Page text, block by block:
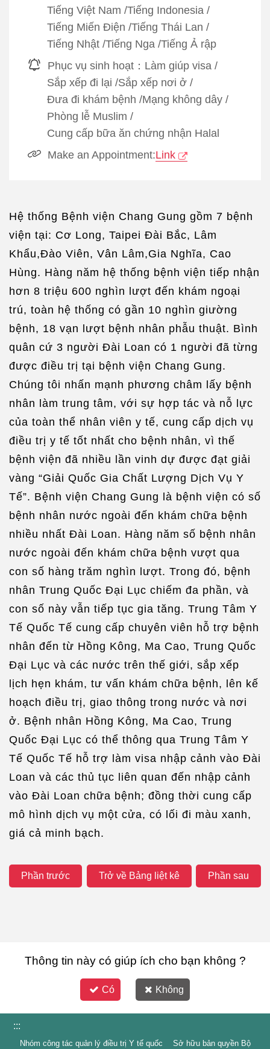
Tiếng Việt Nam /Tiếng Indonesia /
Tiếng Miến Điện /Tiếng Thái Lan /
Tiếng Nhật /Tiếng Nga /Tiếng Ả rập
Phục vụ sinh hoạt： Làm giúp visa /
Sắp xếp đi lại /Sắp xếp nơi ở /
Đưa đi khám bệnh /Mạng không dây /
Phòng lễ Muslim /
Cung cấp bữa ăn chứng nhận Halal
Make an Appointment:Link
Hệ thống Bệnh viện Chang Gung gồm 7 bệnh
viện tại: Cơ Long, Taipei Đài Bắc, Lâm
Khẩu,Đào Viên, Vân Lâm,Gia Nghĩa, Cao
Hùng. Hàng năm hệ thống bệnh viện tiếp nhận
hơn 8 triệu 600 nghìn lượt đến khám ngoại
trú, toàn hệ thống có gần 10 nghìn giường
bệnh, 18 vạn lượt bệnh nhân phẫu thuật. Bình
quân cứ 3 người Đài Loan có 1 người đã từng
được điều trị tại bệnh viện Chang Gung.
Chúng tôi nhấn mạnh phương châm lấy bệnh
nhân làm trung tâm, với sự hợp tác và nỗ lực
của toàn thể nhân viên y tế, cung cấp dịch vụ
điều trị y tế tốt nhất cho bệnh nhân, vì thế
bệnh viện đã nhiều lần vinh dự được đạt giải
vàng “Giải Quốc Gia Chất Lượng Dịch Vụ Y
Tế”. Bệnh viện Chang Gung là bệnh viện có số
bệnh nhân nước ngoài đến khám chữa bệnh
nhiều nhất Đài Loan. Hàng năm số bệnh nhân
nước ngoài đến khám chữa bệnh vượt qua
con số hàng trăm nghìn lượt. Trong đó, bệnh
nhân Trung Quốc Đại Lục chiếm đa phần, và
con số này vẫn tiếp tục gia tăng. Trung Tâm Y
Tế Quốc Tế cung cấp chuyên viên hỗ trợ bệnh
nhân đến từ Hồng Kông, Ma Cao, Trung Quốc
Đại Lục và các nước trên thế giới, sắp xếp
lịch hẹn khám, tư vấn khám chữa bệnh, lên kế
hoạch điều trị, giao thông trong nước và nơi
ở. Bệnh nhân Hồng Kông, Ma Cao, Trung
Quốc Đại Lục có thể thông qua Trung Tâm Y
Tế Quốc Tế hỗ trợ làm visa nhập cảnh vào Đài
Loan và các thủ tục liên quan đến nhập cảnh
vào Đài Loan chữa bệnh; đồng thời cung cấp
mô hình dịch vụ một cửa, có lối đi màu xanh,
giá cả minh bạch.
Phần trước Trở về Bảng liệt kê Phần sau
Thông tin này có giúp ích cho bạn không ?
Có Không
:::
Nhóm công tác quản lý điều trị Y tế quốc Sở hữu bản quyền Bộ